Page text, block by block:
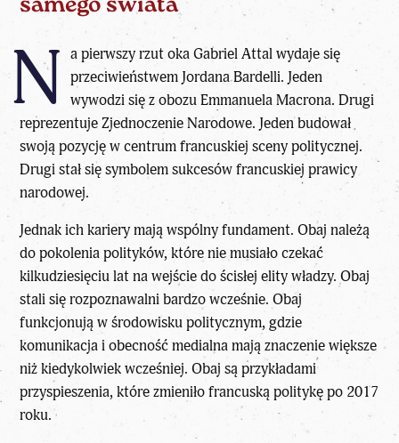
samego świata
N a pierwszy rzut okaGabriel Attalwydaje się
przeciwieństwem Jordana Bardelli. Jeden
wywodzi się z obozu Emmanuela Macrona. Drugi
reprezentuje Zjednoczenie Narodowe. Jeden budował
swoją pozycję w centrum francuskiej sceny politycznej.
Drugi stał się symbolem sukcesów francuskiej prawicy
narodowej.
Jednak ich kariery mają wspólny fundament. Obaj należą
do pokolenia polityków, które nie musiało czekać
kilkudziesięciu lat na wejście do ścisłej elity władzy. Obaj
stali się rozpoznawalni bardzo wcześnie. Obaj
funkcjonują w środowisku politycznym, gdzie
komunikacja i obecność medialna mają znaczenie większe
niż kiedykolwiek wcześniej. Obaj są przykładami
przyspieszenia, które zmieniło francuską politykę po 2017
roku.